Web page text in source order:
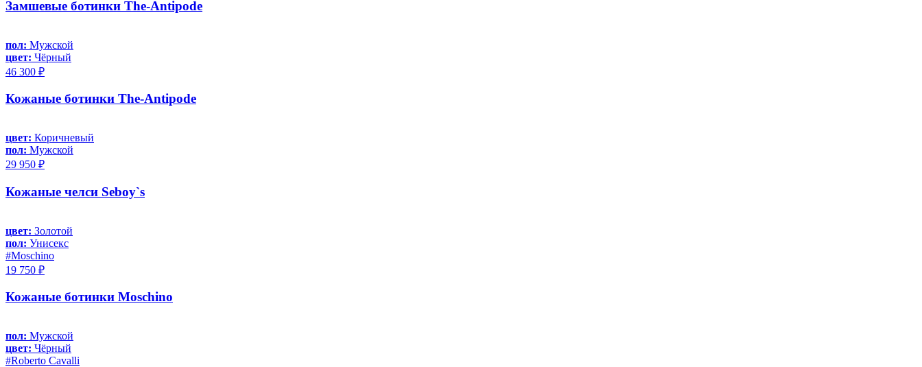
Замшевые ботинки The-Antipode
пол: Мужской
цвет: Чёрный
46 300 ₽
Кожаные ботинки The-Antipode
цвет: Коричневый
пол: Мужской
29 950 ₽
Кожаные челси Seboy`s
цвет: Золотой
пол: Унисекс
#Moschino
19 750 ₽
Кожаные ботинки Moschino
пол: Мужской
цвет: Чёрный
#Roberto Cavalli